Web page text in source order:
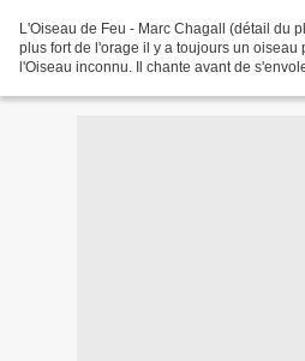
L'Oiseau de Feu - Marc Chagall (détail du
plus fort de l'orage il y a toujours un oiseau
l'Oiseau inconnu. Il chante avant de